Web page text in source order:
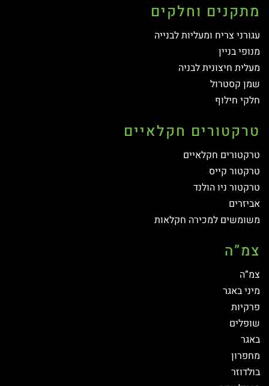
מתקנים וחלקים
עגורני צריח ומעליות לבנייה
מנופי בניין
מעלית חיצונית לבניה
שמן קסטרול
חלקי חילוף
טרקטורים חקלאיים
טרקטורים חקלאיים
טרקטור קייס
טרקטור ניו הולנד
אביזרים
משומשים למכירה חקלאות
צמ”ה
צמ”ה
מיני באגר
פרקיות
שופלים
באגר
מחפרון
בולדוזר